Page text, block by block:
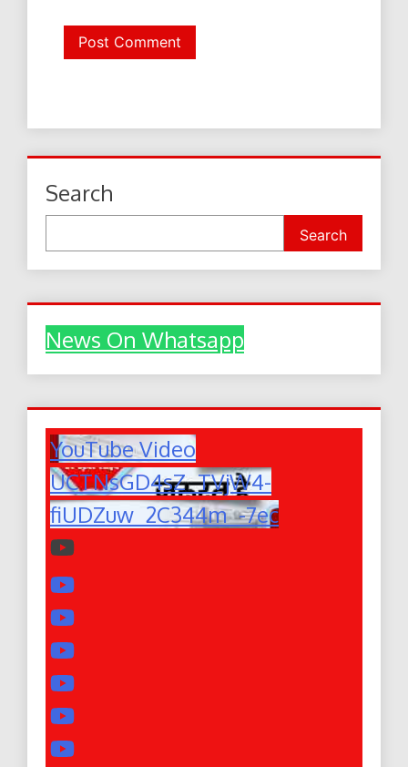
Search
Search
News On Whatsapp
YouTube Video
UCTNsGD4sZ_TVjW4-
fiUDZuw_2C344m_-7ec